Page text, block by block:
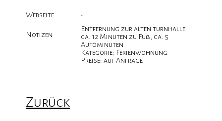
Webseite -
Notizen
Entfernung zur alten turnhalle:
ca. 12 Minuten zu Fuß; ca. 5
Autominuten
Kategorie: Ferienwohnung
Preise: auf Anfrage
Zurück